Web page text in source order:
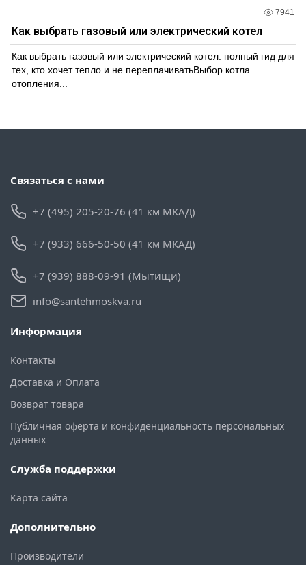
7941
Как выбрать газовый или электрический котел
Как выбрать газовый или электрический котел: полный гид для
тех, кто хочет тепло и не переплачиватьВыбор котла
отопления...
Связаться с нами
+7 (495) 205-20-76 (41 км МКАД)
+7 (933) 666-50-50 (41 км МКАД)
+7 (939) 888-09-91 (Мытищи)
info@santehmoskva.ru
Информация
Контакты
Доставка и Оплата
Возврат товара
Публичная оферта и конфиденциальность персональных
данных
Служба поддержки
Карта сайта
Дополнительно
Производители